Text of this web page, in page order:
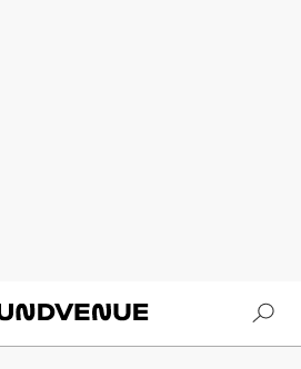
Soundvenue